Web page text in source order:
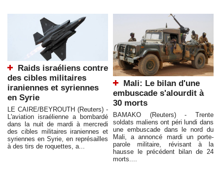
Raids israéliens contre
des cibles militaires
iraniennes et syriennes
en Syrie
LE CAIRE/BEYROUTH (Reuters) -
L'aviation israélienne a bombardé
dans la nuit de mardi à mercredi
des cibles militaires iraniennes et
syriennes en Syrie, en représailles
à des tirs de roquettes, a...
Mali: Le bilan d'une
embuscade s'alourdit à
30 morts
BAMAKO (Reuters) - Trente
soldats maliens ont péri lundi dans
une embuscade dans le nord du
Mali, a annoncé mardi un porte-
parole militaire, révisant à la
hausse le précédent bilan de 24
morts....